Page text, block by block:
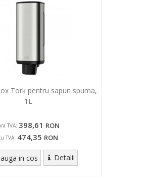
Tork pentru sapun spuma,
1L
TVA: 398,61 RON
TVA: 474,35 RON
in cos Detalii